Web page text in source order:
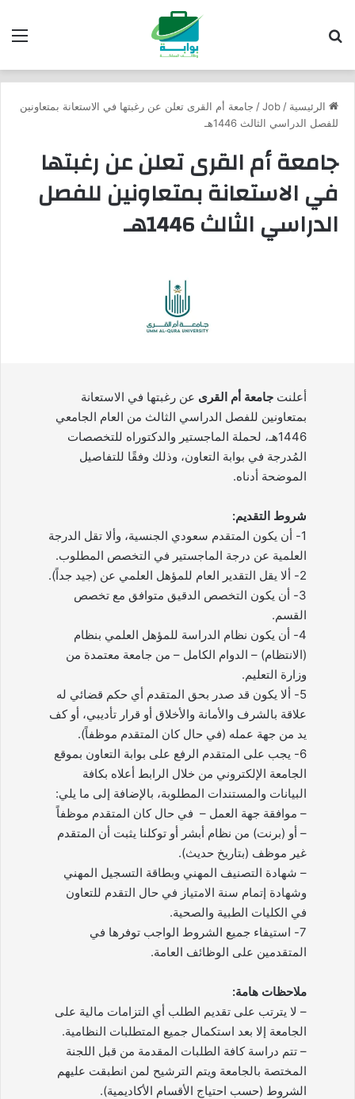
الرئيسية /
Job
/ جامعة أم القرى تعلن عن رغبتها في الاستعانة بمتعاونين
للفصل الدراسي الثالث 1446هـ
جامعة أم القرى تعلن عن رغبتها
في الاستعانة بمتعاونين للفصل
الدراسي الثالث 1446هـ
أعلنت جامعة أم القرى عن رغبتها في الاستعانة
بمتعاونين للفصل الدراسي الثالث من العام الجامعي
1446هـ، لحملة الماجستير والدكتوراه للتخصصات
المُدرجة في بوابة التعاون، وذلك وفقًا للتفاصيل
الموضحة أدناه.
شروط التقديم:
1- أن يكون المتقدم سعودي الجنسية، وألا تقل الدرجة
العلمية عن درجة الماجستير في التخصص المطلوب.
2- ألا يقل التقدير العام للمؤهل العلمي عن (جيد جداً).
3- أن يكون التخصص الدقيق متوافق مع تخصص
القسم.
4- أن يكون نظام الدراسة للمؤهل العلمي بنظام
(الانتظام) – الدوام الكامل – من جامعة معتمدة من
وزارة التعليم.
5- ألا يكون قد صدر بحق المتقدم أي حكم قضائي له
علاقة بالشرف والأمانة والأخلاق أو قرار تأديبي، أو كف
يد من جهة عمله (في حال كان المتقدم موظفاً).
6- يجب على المتقدم الرفع على بوابة التعاون بموقع
الجامعة الإلكتروني من خلال الرابط أعلاه بكافة
البيانات والمستندات المطلوبة، بالإضافة إلى ما يلي:
– موافقة جهة العمل – في حال كان المتقدم موظفاً
– أو (برنت) من نظام أبشر أو توكلنا يثبت أن المتقدم
غير موظف (بتاريخ حديث).
– شهادة التصنيف المهني وبطاقة التسجيل المهني
وشهادة إتمام سنة الامتياز في حال التقدم للتعاون
في الكليات الطبية والصحية.
7- استيفاء جميع الشروط الواجب توفرها في
المتقدمين على الوظائف العامة.
ملاحظات هامة:
– لا يترتب على تقديم الطلب أي التزامات مالية على
الجامعة إلا بعد استكمال جميع المتطلبات النظامية.
– تتم دراسة كافة الطلبات المقدمة من قبل اللجنة
المختصة بالجامعة ويتم الترشيح لمن انطبقت عليهم
الشروط (حسب احتياج الأقسام الأكاديمية).